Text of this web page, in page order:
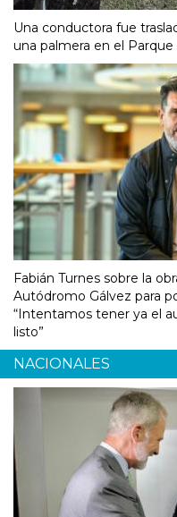
Una conductora fue
una palmera en el Parque
Fabián Turnes sobre la
Autódromo Gálvez para
“Intentamos tener ya el
listo”
NACIONALES